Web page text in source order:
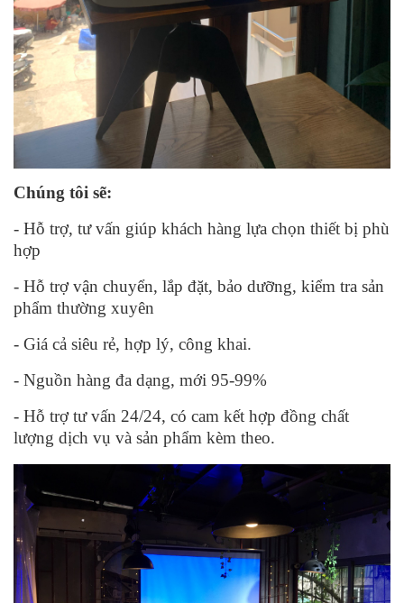
Chúng tôi sẽ:
- Hỗ trợ, tư vấn giúp khách hàng lựa chọn thiết bị phù
hợp
- Hỗ trợ vận chuyển, lắp đặt, bảo dưỡng, kiểm tra sản
phẩm thường xuyên
- Giá cả siêu rẻ, hợp lý, công khai.
- Nguồn hàng đa dạng, mới 95-99%
- Hỗ trợ tư vấn 24/24, có cam kết hợp đồng chất
lượng dịch vụ và sản phẩm kèm theo.